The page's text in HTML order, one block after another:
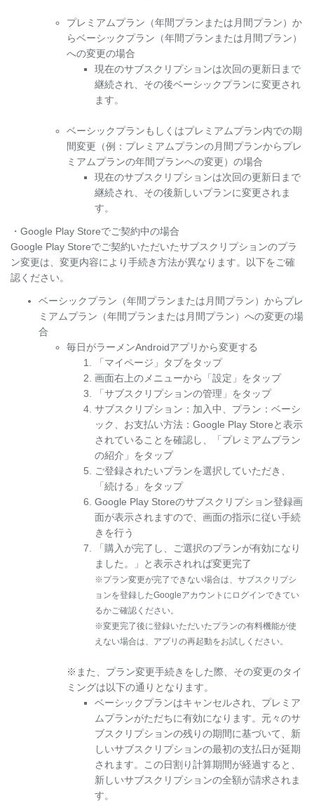
プレミアムプラン（年間プランまたは月間プラン）か
らベーシックプラン（年間プランまたは月間プラン）
への変更の場合
現在のサブスクリプションは次回の更新日まで
継続され、その後ベーシックプランに変更され
ます。
ベーシックプランもしくはプレミアムプラン内での期
間変更（例：プレミアムプランの月間プランからプレ
ミアムプランの年間プランへの変更）の場合
現在のサブスクリプションは次回の更新日まで
継続され、その後新しいプランに変更されま
す。
・Google Play Storeでご契約中の場合
Google Play Storeでご契約いただいたサブスクリプションのプラ
ン変更は、変更内容により手続き方法が異なります。以下をご確
認ください。
ベーシックプラン（年間プランまたは月間プラン）からプレ
ミアムプラン（年間プランまたは月間プラン）への変更の場
合
毎日がラーメンAndroidアプリから変更する
「マイページ」タブをタップ
画面右上のメニューから「設定」をタップ
「サブスクリプションの管理」をタップ
サブスクリプション：加入中、プラン：ベーシ
ック、お支払い方法：Google Play Storeと表示
されていることを確認し、「プレミアムプラン
の紹介」をタップ
ご登録されたいプランを選択していただき、
「続ける」をタップ
Google Play Storeのサブスクリプション登録画
面が表示されますので、画面の指示に従い手続
きを行う
「購入が完了し、ご選択のプランが有効になり
ました。」と表示されれば変更完了
※プラン変更が完了できない場合は、サブスクリプシ
ョンを登録したGoogleアカウントにログインできてい
るかご確認ください。
※変更完了後に登録いただいたプランの有料機能が使
えない場合は、アプリの再起動をお試しください。
※また、プラン変更手続きをした際、その変更のタイ
ミングは以下の通りとなります。
ベーシックプランはキャンセルされ、プレミア
ムプランがただちに有効になります。元々のサ
ブスクリプションの残りの期間に基づいて、新
しいサブスクリプションの最初の支払日が延期
されます。この日割り計算期間が経過すると、
新しいサブスクリプションの全額が請求されま
す。